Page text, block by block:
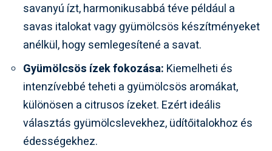
savanyú ízt, harmonikusabbá téve például a
savas italokat vagy gyümölcsös készítményeket
anélkül, hogy semlegesítené a savat.
Gyümölcsös ízek fokozása: Kiemelheti és
intenzívebbé teheti a gyümölcsös aromákat,
különösen a citrusos ízeket. Ezért ideális
választás gyümölcslevekhez, üdítőitalokhoz és
édességekhez.